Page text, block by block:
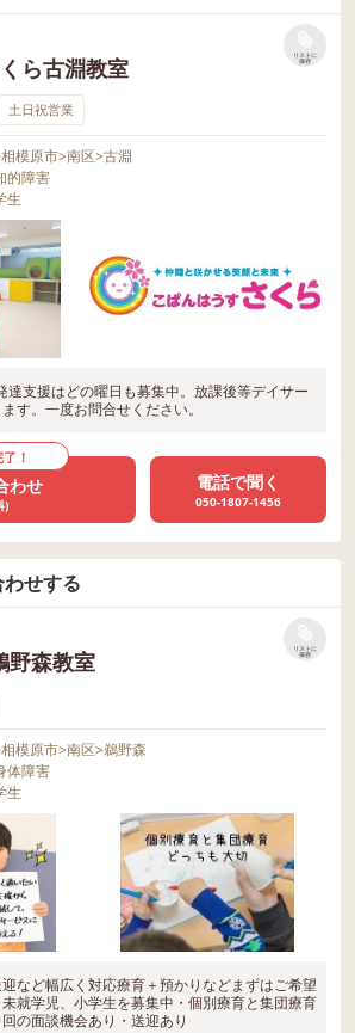
ら古淵教室
リストに
保存
土日祝営業
相模原市>南区>古淵
的障害
生
支援はどの曜日も募集中。放課後等デイサー
す。一度お問合せください。
！
わせ
)
電話で聞く
050-1807-1456
せする
森教室
リストに
保存
相模原市>南区>鵜野森
体障害
生
など幅広く対応療育＋預かりなどまずはご希望
就学児、小学生を募集中・個別療育と集団療育
の面談機会あり・送迎あり